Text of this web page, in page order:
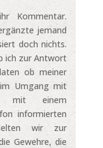
Kommentar.
jemand
doch nichts.
ich zur Antwort
ob meiner
Umgang mit
mit einem
informierten
wir zur
Gewehre, die